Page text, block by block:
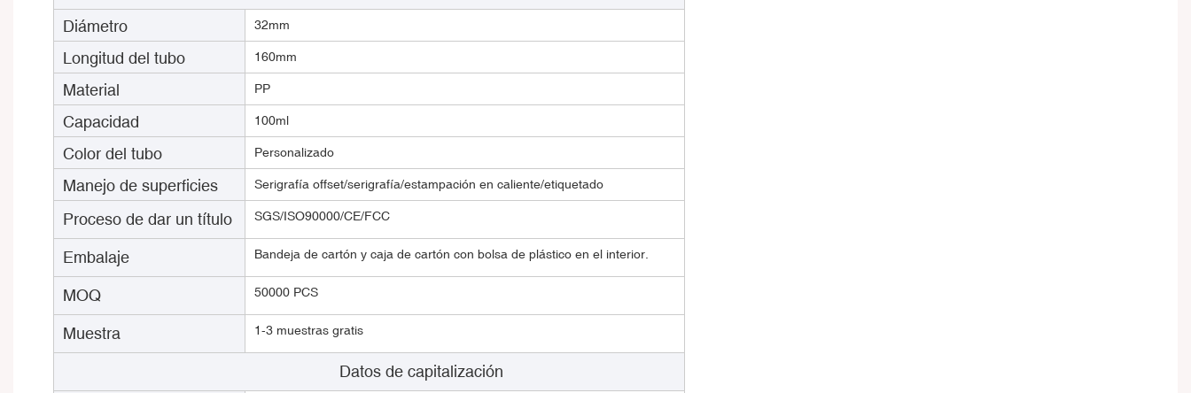
Diámetro
32mm
Longitud del tubo 160mm
Material PP
Capacidad 100ml
Color del tubo Personalizado
Manejo de superficies Serigrafía offset/serigrafía/estampación en caliente/etiquetado
Proceso de dar un título SGS/ISO90000/CE/FCC
Embalaje Bandeja de cartón y caja de cartón con bolsa de plástico en el interior.
MOQ 50000 PCS
Muestra 1-3 muestras gratis
Datos de capitalización